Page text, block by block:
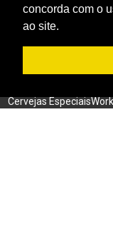
concorda com o
ao site.
Primeira páginaCurso
Curso Cerveja
BaresSP
Cervejas Especiais